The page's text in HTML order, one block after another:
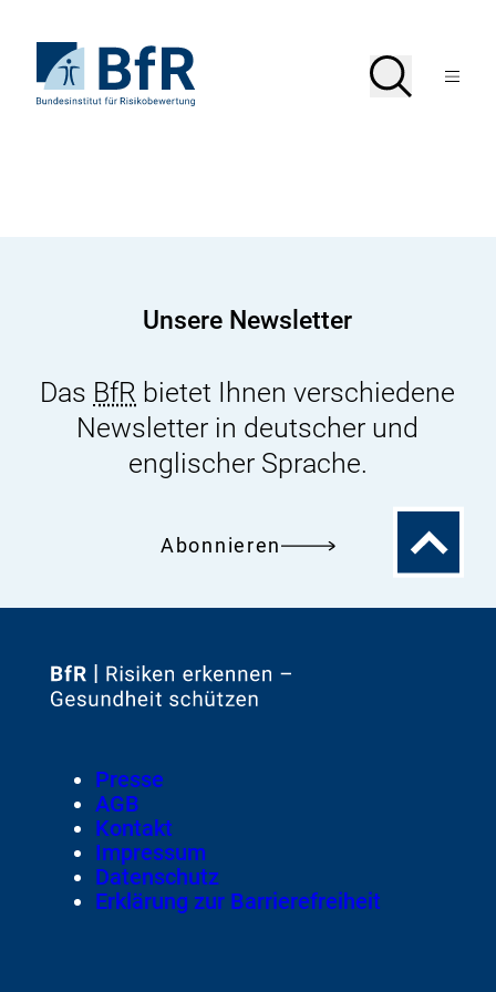
Seiteninhalt
springenStartseite
von
Suche
SucheMenü
Unsere Newsletter
Das BfR bietet Ihnen verschiedene
Newsletter in deutscher und
englischer Sprache.
Abonnieren
Zum
Zur
Footer
Meta-
Navigation
Presse
AGB
Kontakt
Impressum
Datenschutz
Erklärung zur Barrierefreiheit